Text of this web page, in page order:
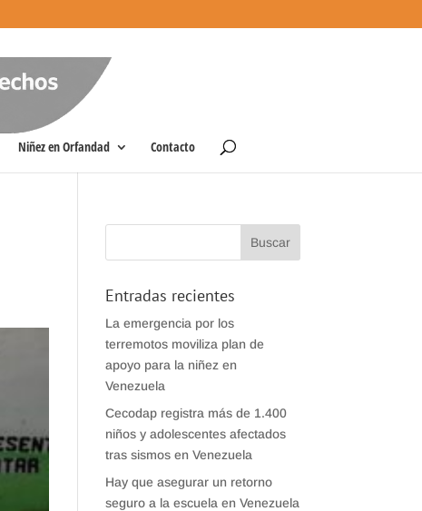
Niñez en Orfandad Contacto
Entradas recientes
La emergencia por los
terremotos moviliza plan de
apoyo para la niñez en
Venezuela
Cecodap registra más de 1.400
niños y adolescentes afectados
tras sismos en Venezuela
Hay que asegurar un retorno
seguro a la escuela en Venezuela